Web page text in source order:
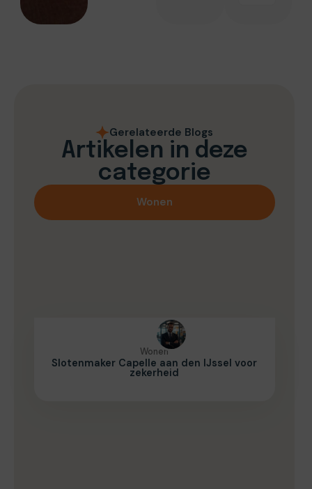
Gerelateerde Blogs
Artikelen in deze
categorie
Wonen
Wonen
Slotenmaker Capelle aan den IJssel voor
zekerheid